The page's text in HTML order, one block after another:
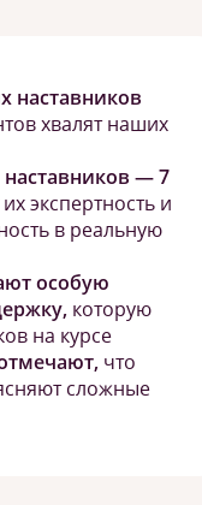
наставников
хвалят наших
— 7
экспертность и
в реальную
особую
которую
на курсе
что
сложные